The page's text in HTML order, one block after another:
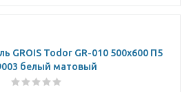
GROIS Todor GR-010 500х600 П5
белый матовый